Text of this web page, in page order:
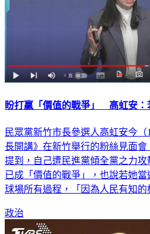
盼打贏「價值的戰爭」 高虹安：
民眾黨新竹市長參選人高虹安今
長開講》在新竹舉行的粉絲見面
提到，自己遭民進黨傾全黨之力
已成「價值的戰爭」，也說若她
球場所有過程，「因為人民有知的
政治